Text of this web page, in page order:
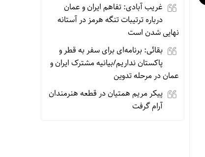
غریب آبادی: تفاهم ایران و عمان
درباره ترتیبات تنگه هرمز در آستانه
نهایی شدن است
بقائی: برنامه‌ای برای سفر به قطر و
پاکستان نداریم/بیانیه مشترک ایران و
عمان در مرحله تدوین
پیکر مریم همتیان در قطعه هنرمندان
آرام گرفت